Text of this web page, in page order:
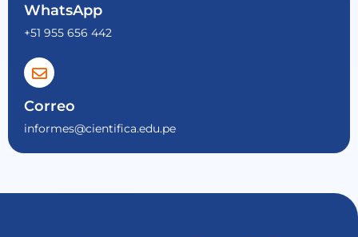
WhatsApp
+51 955 656 442
Correo
informes@cientifica.edu.pe